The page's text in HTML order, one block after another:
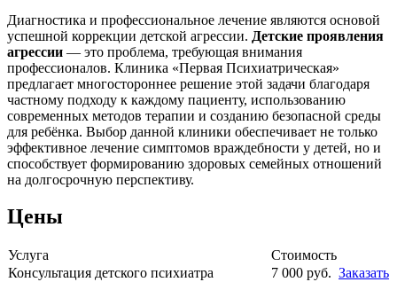
Диагностика и профессиональное лечение являются основой
успешной коррекции детской агрессии. Детские проявления
агрессии — это проблема, требующая внимания
профессионалов. Клиника «Первая Психиатрическая»
предлагает многостороннее решение этой задачи благодаря
частному подходу к каждому пациенту, использованию
современных методов терапии и созданию безопасной среды
для ребёнка. Выбор данной клиники обеспечивает не только
эффективное лечение симптомов враждебности у детей, но и
способствует формированию здоровых семейных отношений
на долгосрочную перспективу.
Цены
Услуга
Стоимость
Консультация детского психиатра
7 000 руб. Заказать